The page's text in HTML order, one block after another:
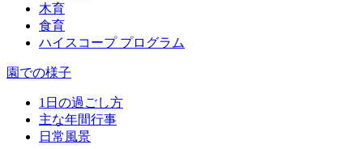
木育
食育
ハイスコープ プログラム
園での様子
1日の過ごし方
主な年間行事
日常風景